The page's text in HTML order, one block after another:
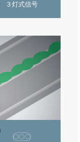
３灯式信号